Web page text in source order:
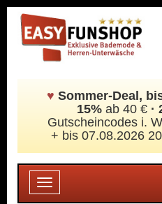
♥ Sommer-Deal,
15% ab 40 € ·
Gutscheincodes i.
+ bis 07.08.2026
Toggle
navigation